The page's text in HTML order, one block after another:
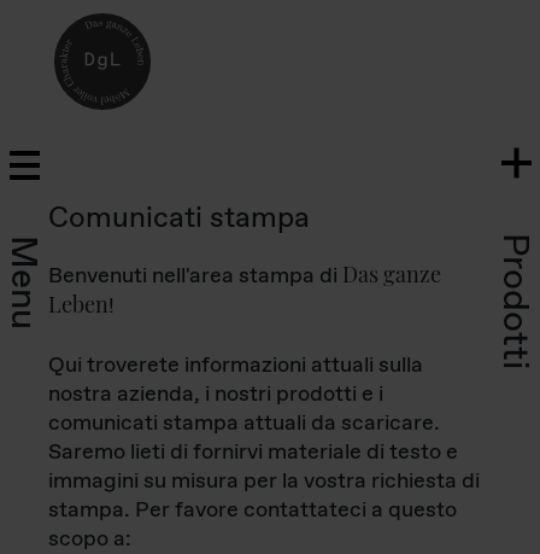
Menu Prodotti
Comunicati stampa
Benvenuti nell'area stampa di Das ganze
Leben!
Qui troverete informazioni attuali sulla
nostra azienda, i nostri prodotti e i
comunicati stampa attuali da scaricare.
Saremo lieti di fornirvi materiale di testo e
immagini su misura per la vostra richiesta di
stampa. Per favore contattateci a questo
scopo a: